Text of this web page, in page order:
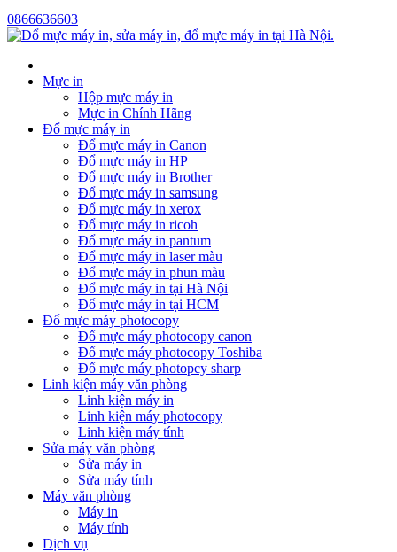
0866636603
Mực in
Hộp mực máy in
Mực in Chính Hãng
Đổ mực máy in
Đổ mực máy in Canon
Đổ mực máy in HP
Đổ mực máy in Brother
Đổ mực máy in samsung
Đổ mực máy in xerox
Đổ mực máy in ricoh
Đổ mực máy in pantum
Đổ mực máy in laser màu
Đổ mực máy in phun màu
Đổ mực máy in tại Hà Nội
Đổ mực máy in tại HCM
Đổ mực máy photocopy
Đổ mực máy photocopy canon
Đổ mực máy photocopy Toshiba
Đổ mực máy photopcy sharp
Linh kiện máy văn phòng
Linh kiện máy in
Linh kiện máy photocopy
Linh kiện máy tính
Sửa máy văn phòng
Sửa máy in
Sửa máy tính
Máy văn phòng
Máy in
Máy tính
Dịch vụ